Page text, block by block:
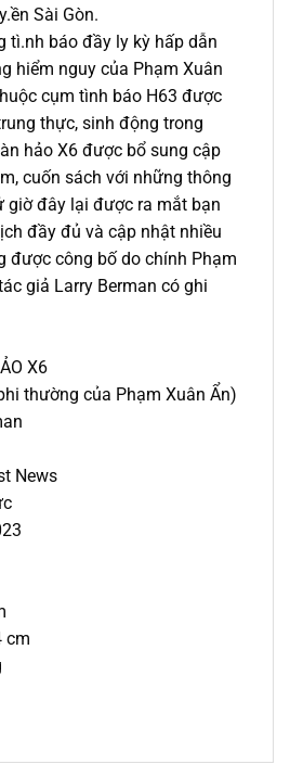
Sài Gòn.
tì.nh báo đầy ly kỳ hấp dẫn
hiểm nguy của Phạm Xuân
cụm tình báo H63 được
thực, sinh động trong
hảo X6 được bổ sung cập
cuốn sách với những thông
giờ đây lại được ra mắt bạn
đầy đủ và cập nhật nhiều
được công bố do chính Phạm
giả Larry Berman có ghi
X6
thường của Phạm Xuân Ẩn)
News
cm